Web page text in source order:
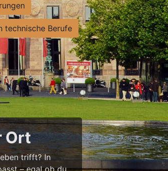
technische Berufe
Ort
trifft? In